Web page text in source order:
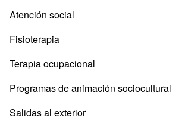
Atención social
Fisioterapia
Terapia ocupacional
Programas de animación sociocultural
Salidas al exterior